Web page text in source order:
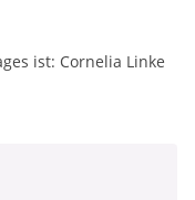
ist: Cornelia Linke